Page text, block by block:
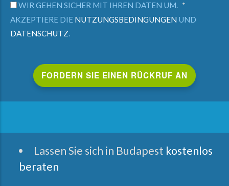
WIR GEHEN SICHER MIT IHREN DATEN UM.
AKZEPTIERE DIE NUTZUNGSBEDINGUNGEN UND
DATENSCHUTZ.
Lassen Sie sich in Budapest kostenlos
beraten